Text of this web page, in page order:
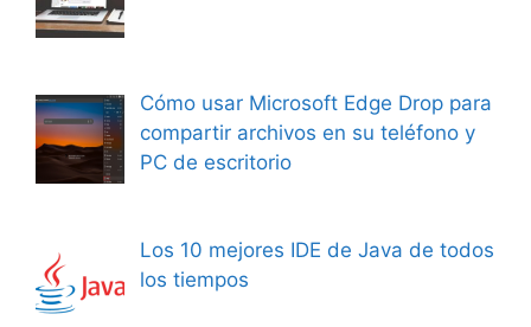
Cómo usar Microsoft Edge Drop para
compartir archivos en su teléfono y
PC de escritorio
Los 10 mejores IDE de Java de todos
los tiempos